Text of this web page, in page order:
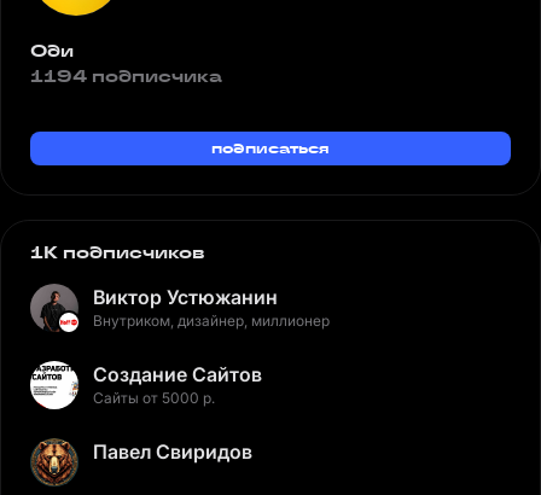
Оди
1194 подписчика
подписаться
1K подписчиков
Виктор Устюжанин
Внутриком, дизайнер, миллионер
Создание Сайтов
Сайты от 5000 р.
Павел Свиридов